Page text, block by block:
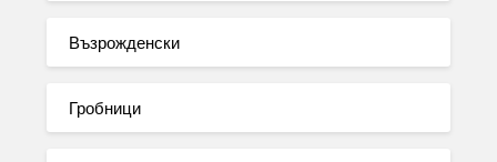
Възрожденски
Гробници